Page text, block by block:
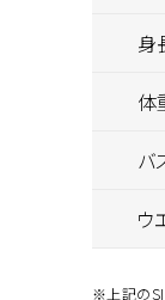
身
体
バ
ウ
※上記の